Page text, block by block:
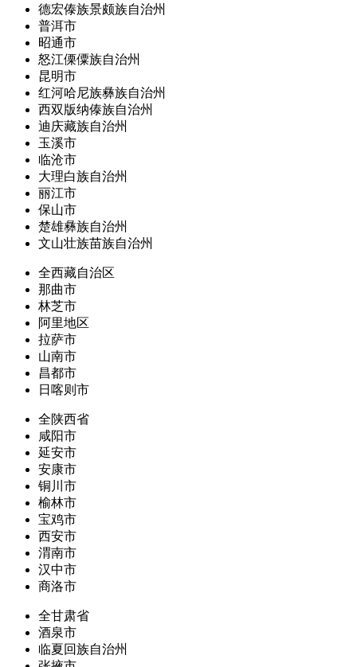
德宏傣族景颇族自治州
普洱市
昭通市
怒江傈僳族自治州
昆明市
红河哈尼族彝族自治州
西双版纳傣族自治州
迪庆藏族自治州
玉溪市
临沧市
大理白族自治州
丽江市
保山市
楚雄彝族自治州
文山壮族苗族自治州
全西藏自治区
那曲市
林芝市
阿里地区
拉萨市
山南市
昌都市
日喀则市
全陕西省
咸阳市
延安市
安康市
铜川市
榆林市
宝鸡市
西安市
渭南市
汉中市
商洛市
全甘肃省
酒泉市
临夏回族自治州